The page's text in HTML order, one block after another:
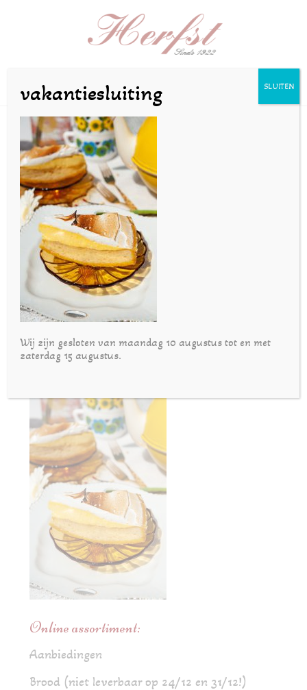
s_zeilstra-25mei20-20
doorbakkerijherfst|mei 26, 2020
Online assortiment:
Aanbiedingen
Brood (niet leverbaar op 24/12 en 31/12!)
vakantiesluiting
Wij zijn gesloten van maandag 10 augustus tot en met
zaterdag 15 augustus.
SLUITEN